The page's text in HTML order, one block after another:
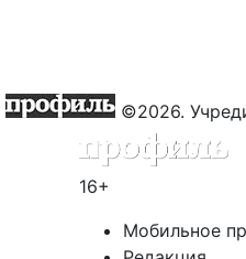
©2026.
16+
Мобильное